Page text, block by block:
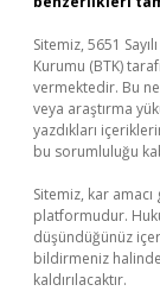
Sitemiz, 5651
Kurumu (BTK)
vermektedir. Bu
veya araştırma
yazdıkları
bu sorumluluğu
Sitemiz, kar
platformudur.
düşündüğünüz
bildirmeniz
kaldırılacaktır.